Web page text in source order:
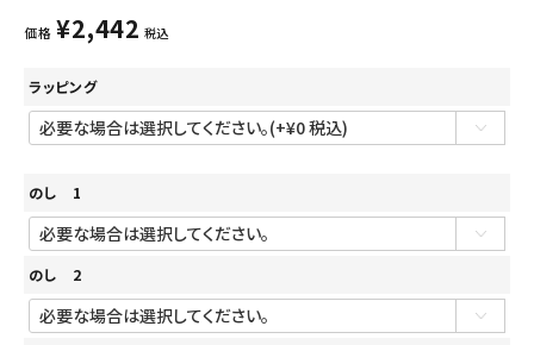
価格 ¥2,442 税込
ラッピング
のし 1
のし 2